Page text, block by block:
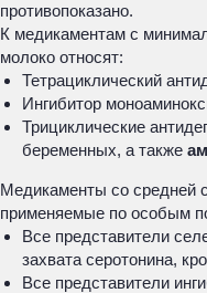
противопоказано.
К медикаментам с
молоко относят:
Тетрациклический
Ингибитор
Трициклические
беременных, а также
Медикаменты со средней
применяемые по особым
Все представители
захвата серотонина,
Все представители